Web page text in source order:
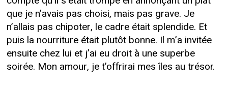
que je n’avais pas choisi, mais pas grave. Je
n’allais pas chipoter, le cadre était splendide. Et
puis la nourriture était plutôt bonne. Il m’a invitée
ensuite chez lui et j’ai eu droit à une superbe
soirée. Mon amour, je t’offrirai mes îles au trésor.